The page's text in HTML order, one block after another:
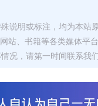
说明或标注，均为本站
站、书籍等各类媒体平
况，请第一时间联系我